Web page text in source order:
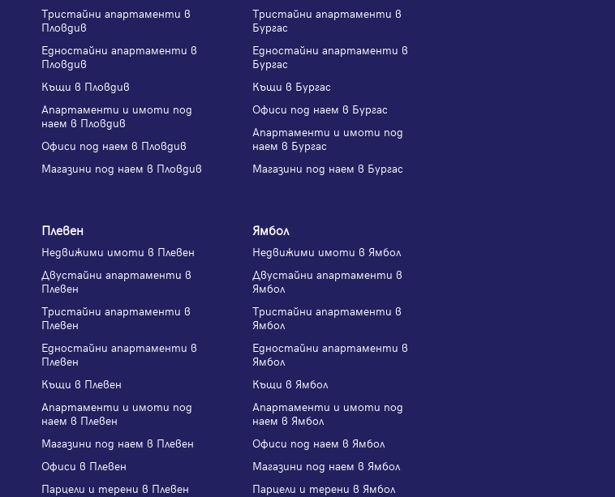
Тристайни апартаменти в
Пловдив
Едностайни апартаменти в
Пловдив
Къщи в Пловдив
Апартаменти и имоти под
наем в Пловдив
Офиси под наем в Пловдив
Магазини под наем в Пловдив
Тристайни апартаменти в
Бургас
Едностайни апартаменти в
Бургас
Къщи в Бургас
Офиси под наем в Бургас
Апартаменти и имоти под
наем в Бургас
Магазини под наем в Бургас
Плевен
Недвижими имоти в Плевен
Двустайни апартаменти в
Плевен
Тристайни апартаменти в
Плевен
Едностайни апартаменти в
Плевен
Къщи в Плевен
Апартаменти и имоти под
наем в Плевен
Магазини под наем в Плевен
Офиси в Плевен
Парцели и терени в Плевен
Ямбол
Недвижими имоти в Ямбол
Двустайни апартаменти в
Ямбол
Тристайни апартаменти в
Ямбол
Едностайни апартаменти в
Ямбол
Къщи в Ямбол
Апартаменти и имоти под
наем в Ямбол
Офиси под наем в Ямбол
Магазини под наем в Ямбол
Парцели и терени в Ямбол